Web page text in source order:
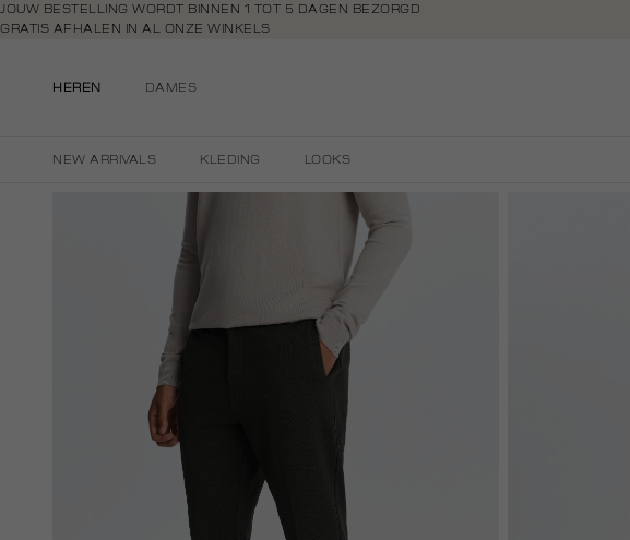
Navigeer
direct naar
Open de
JOUW BESTELLING WORDT BINNEN 1 TOT 5 DAGEN BEZORGD
GRATIS AFHALEN IN AL ONZE WINKELS
HEREN
DAMES
NEW ARRIVALS KLEDING LOOKS